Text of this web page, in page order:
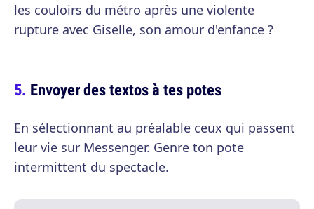
les couloirs du métro après une violente
rupture avec Giselle, son amour d'enfance ?
Envoyer des textos à tes potes
En sélectionnant au préalable ceux qui passent
leur vie sur Messenger. Genre ton pote
intermittent du spectacle.